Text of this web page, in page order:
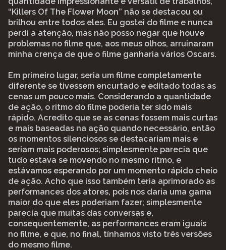
“Killers Of The Flower Moon” não se destacou ou
brilhou entre todos eles. Eu gostei do filme e nunca
perdi a atenção, mas não posso negar que houve
problemas no filme que, aos meus olhos, arruinaram
minha crença de que o filme ganharia vários Oscars.
Em primeiro lugar, seria um filme completamente
diferente se tivessem encurtado e editado todas as
cenas um pouco mais. Considerando a quantidade
de ação, o ritmo do filme poderia ter sido mais
rápido. Acredito que se as cenas fossem mais curtas
e mais baseadas na ação quando necessário, então
os momentos silenciosos se destacariam mais e
seriam mais poderosos; simplesmente parecia que
tudo estava se movendo no mesmo ritmo, e
estávamos esperando por um momento rápido cheio
de ação. Acho que isso também teria aprimorado as
performances dos atores, pois nos daria uma gama
maior do que eles poderiam fazer; simplesmente
parecia que muitas das conversas e,
consequentemente, as performances eram iguais
no filme, e que, no final, tínhamos visto três versões
do mesmo filme.